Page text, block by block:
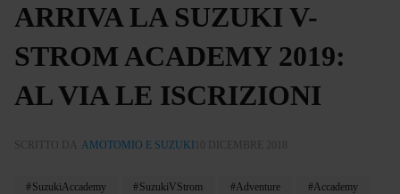
ARRIVA LA SUZUKI V-
STROM ACADEMY 2019:
AL VIA LE ISCRIZIONI
SCRITTO DA AMOTOMIO E SUZUKI 10 DICEMBRE 2018
SuzukiAccademy SuzukiVStrom Adventure Accademy